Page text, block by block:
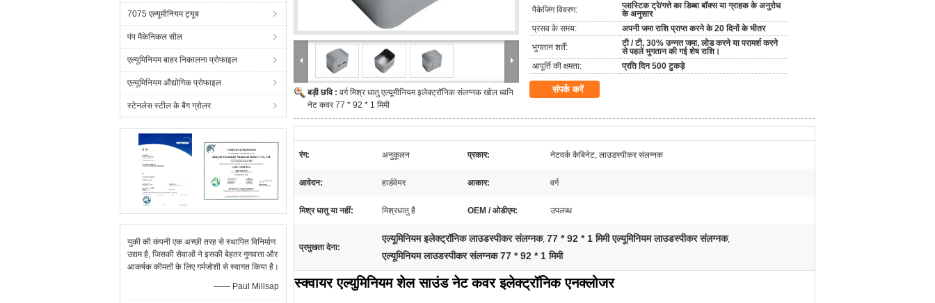
7075 एल्यूमीनियम ट्यूब
पंप मैकेनिकल सील
एल्यूमिनियम बाहर निकालना प्रोफाइल
एल्यूमिनियम औद्योगिक प्रोफाइल
स्टेनलेस स्टील के बैग ग्रोलर
युकी की कंपनी एक अच्छी तरह से स्थापित विनिर्माण
उद्यम है, जिसकी सेवाओं ने इसकी बेहतर गुणवत्ता और
आकर्षक कीमतों के लिए गर्मजोशी से स्वागत किया है।
—— Paul Millsap
बड़ी छवि : वर्ग मिश्र धातु एल्यूमीनियम इलेक्ट्रॉनिक संलग्नक खोल ध्वनि
नेट कवर 77 * 92 * 1 मिमी
पैकेजिंग विवरण:
प्लास्टिक ट्रे/गत्ते का डिब्बा बॉक्स या ग्राहक के अनुरोध
के अनुसार
प्रसव के समय:
अपनी जमा राशि प्राप्त करने के 20 दिनों के भीतर
भुगतान शर्तें:
टी / टी, 30% उन्नत जमा, लोड करने या परामर्श करने
से पहले भुगतान की गई शेष राशि।
आपूर्ति की क्षमता:
प्रति दिन 500 टुकड़े
संपर्क करें
रंग: अनुकूलन प्रकार: नेटवर्क कैबिनेट, लाउडस्पीकर संलग्नक
आवेदन: हार्डवेयर आकार: वर्ग
मिश्र धातु या नहीं: मिश्रधातु है OEM / ओडीएम: उपलब्ध
प्रमुखता देना:
एल्यूमिनियम इलेक्ट्रॉनिक लाउडस्पीकर संलग्नक, 77 * 92 * 1 मिमी एल्यूमिनियम लाउडस्पीकर संलग्नक,
एल्यूमिनियम लाउडस्पीकर संलग्नक 77 * 92 * 1 मिमी
स्क्वायर एल्युमिनियम शेल साउंड नेट कवर इलेक्ट्रॉनिक एनक्लोजर